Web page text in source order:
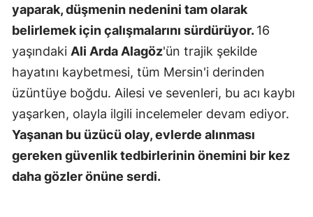
yaparak, düşmenin nedenini tam olarak
belirlemek için çalışmalarını sürdürüyor.16
yaşındaki Ali Arda Alagöz'ün trajik şekilde
hayatını kaybetmesi, tüm Mersin'i derinden
üzüntüye boğdu. Ailesi ve sevenleri, bu acı kaybı
yaşarken, olayla ilgili incelemeler devam ediyor.
Yaşanan bu üzücü olay, evlerde alınması
gereken güvenlik tedbirlerinin önemini bir kez
daha gözler önüne serdi.